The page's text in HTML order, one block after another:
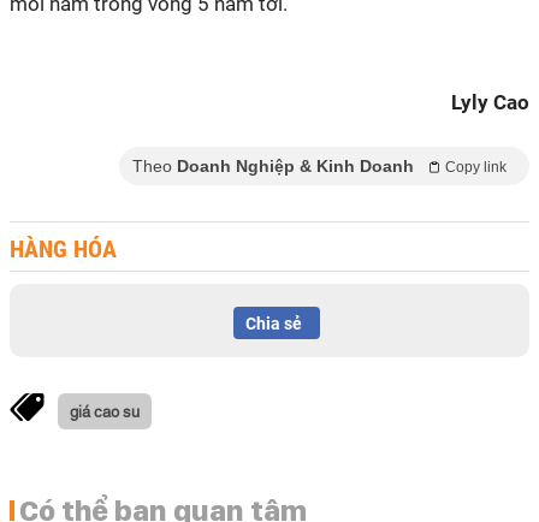
Lyly Cao
Theo Doanh Nghiệp & Kinh Doanh Copy link
HÀNG HÓA
Chia sẻ
giá cao su
Có thể bạn quan tâm